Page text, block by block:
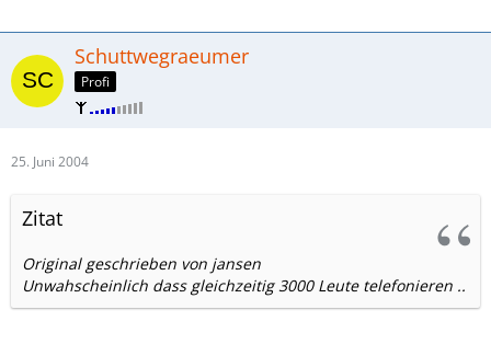
Schuttwegraeumer
Profi
25. Juni 2004
Zitat
Original geschrieben von jansen
Unwahscheinlich dass gleichzeitig 3000 Leute telefonieren ..